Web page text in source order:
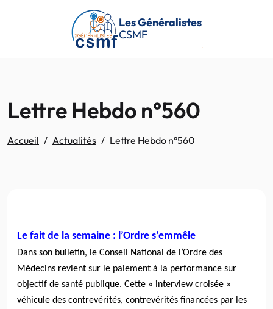
Passer au contenu principal
Les Généralistes
CSMF
Lettre Hebdo n°560
Accueil Actualités Lettre Hebdo n°560
Le fait de la semaine : l’Ordre s’emmêle
Dans son bulletin, le Conseil National de l’Ordre des
Médecins revient sur le paiement à la performance sur
objectif de santé publique. Cette « interview croisée »
véhicule des contrevérités, contrevérités financées par les